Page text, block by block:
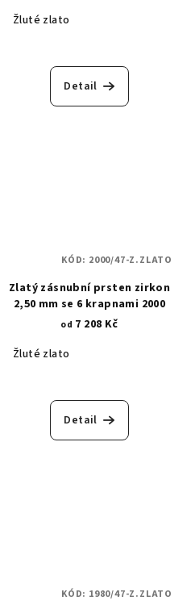
Žluté zlato
Detail
Zlatý zásnubní prsten zirkon
2,50 mm se 6 krapnami 2000
od 7 208 Kč
Žluté zlato
Detail
KÓD: 2000/47-Z.ZLATO
KÓD: 1980/47-Z.ZLATO